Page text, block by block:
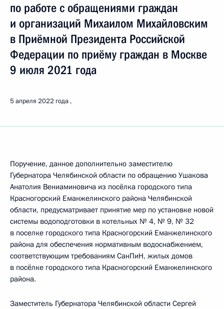
по работе с обращениями граждан
и организаций Михаилом Михайловским
в Приёмной Президента Российской
Федерации по приёму граждан в Москве
9 июля 2021 года
5 апреля 2022 года
Поручение, данное дополнительно заместителю
Губернатора Челябинской области по обращению Ушакова
Анатолия Вениаминовича из посёлка городского типа
Красногорский Еманжелинского района Челябинской
области, предусматривает принятие мер по установке новой
системы водоподготовки в котельных № 4, № 9, № 32
в поселке городского типа Красногорский Еманжелинского
района для обеспечения нормативным водоснабжением,
соответствующим требованиям СанПиН, жилых домов
в посёлке городского типа Красногорский Еманжелинского
района.
Заместитель Губернатора Челябинской области Сергей